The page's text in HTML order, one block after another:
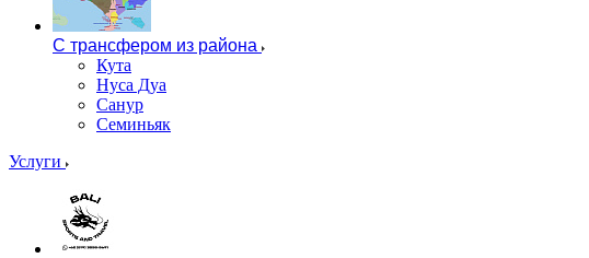
С трансфером из района
Кута
Нуса Дуа
Санур
Семиньяк
Услуги